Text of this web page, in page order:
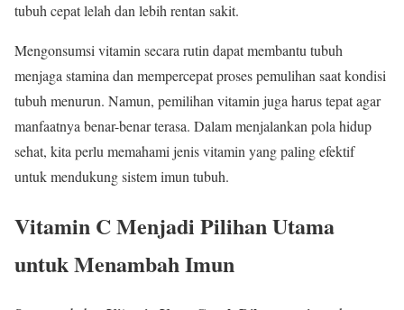
tubuh cepat lelah dan lebih rentan sakit.
Mengonsumsi vitamin secara rutin dapat membantu tubuh
menjaga stamina dan mempercepat proses pemulihan saat kondisi
tubuh menurun. Namun, pemilihan vitamin juga harus tepat agar
manfaatnya benar-benar terasa. Dalam menjalankan pola hidup
sehat, kita perlu memahami jenis vitamin yang paling efektif
untuk mendukung sistem imun tubuh.
Vitamin C Menjadi Pilihan Utama
untuk Menambah Imun